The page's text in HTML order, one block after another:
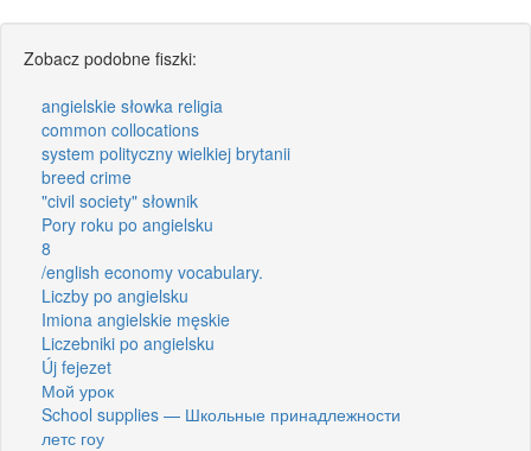
Zobacz podobne fiszki:
angielskie słowka religia
common collocations
system polityczny wielkiej brytanii
breed crime
"civil society" słownik
Pory roku po angielsku
8
/english economy vocabulary.
Liczby po angielsku
Imiona angielskie męskie
Liczebniki po angielsku
Új fejezet
Мой урок
School supplies — Школьные принадлежности
летс гоу